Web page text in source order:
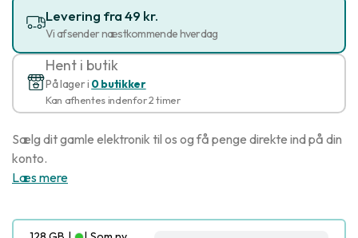
Levering fra 49 kr.
Vi afsender næstkommende hverdag
Hent i butik
På lager i 0 butikker
Kan afhentes indenfor 2 timer
Sælg dit gamle elektronik til os og få penge direkte ind på din
konto.
Læs mere